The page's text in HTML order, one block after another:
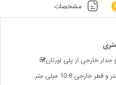
مشخصات
خارجی از پلی اورتان